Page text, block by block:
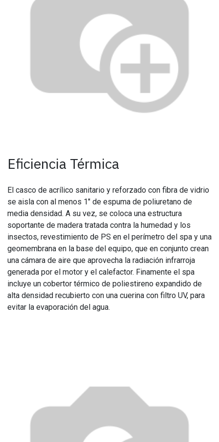
Eficiencia Térmica
El casco de acrílico sanitario y reforzado con fibra de vidrio
se aisla con al menos 1" de espuma de poliuretano de
media densidad. A su vez, se coloca una estructura
soportante de madera tratada contra la humedad y los
insectos, revestimiento de PS en el perímetro del spa y una
geomembrana en la base del equipo, que en conjunto crean
una cámara de aire que aprovecha la radiación infrarroja
generada por el motor y el calefactor. Finamente el spa
incluye un cobertor térmico de poliestireno expandido de
alta densidad recubierto con una cuerina con filtro UV, para
evitar la evaporación del agua.